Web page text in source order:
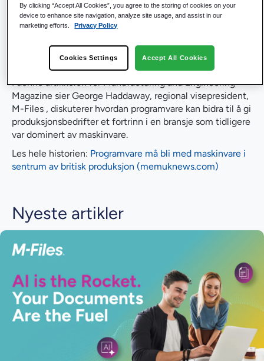
med maskinvare.
Med økende eksterne økonomiske krav i bransjen, hvor
et fortrinn i en bransje som tidligere var dominert av
I denne artikkelen for Manufacturing and Engineering
Magazine sier George Haddaway, regional visepresident,
M-Files , diskuterer hvordan programvare kan bidra til å gi
produksjonsbedrifter et fortrinn i en bransje som tidligere
var dominert av maskinvare.
Les hele historien: Programvare må bli med maskinvare i
sentrum av britisk produksjon (memuknews.com)
Nyeste artikler
By clicking “Accept All Cookies”, you agree to the storing of cookies on your
device to enhance site navigation, analyze site usage, and assist in our
marketing efforts.
Privacy Policy
Cookies Settings Accept All Cookies